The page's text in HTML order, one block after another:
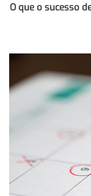
O que o sucesso